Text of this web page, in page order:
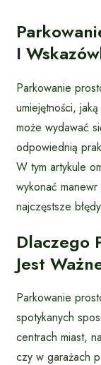
I
Parkowanie
umiejętności,
może wydawać
odpowiednią
W tym artykule
wykonać
najczęstsze
Dlaczego
Jest
Parkowanie
spotykanych
centrach miast,
czy w garażach